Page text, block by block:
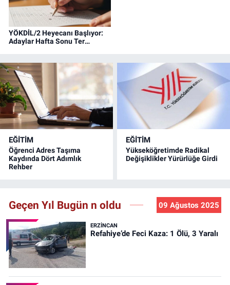
YÖKDİL/2 Heyecanı Başlıyor:
Adaylar Hafta Sonu Ter
EĞİTİM
Öğrenci Adres Taşıma
Kaydında Dört Adımlık
Rehber
EĞİTİM
Yükseköğretimde Radikal
Değişiklikler Yürürlüğe Girdi
Geçen Yıl Bugün n oldu 09 Ağustos 2025
ERZINCAN
Refahiye’de Feci Kaza: 1 Ölü, 3 Yaralı